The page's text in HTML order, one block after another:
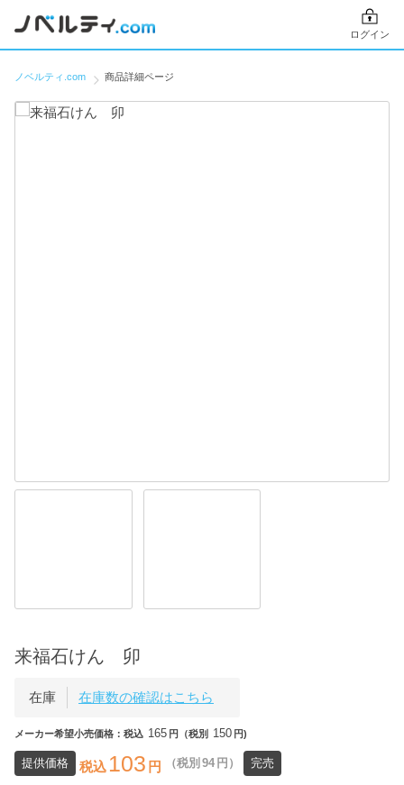
ログイン
ノベルティ.com 商品詳細ページ
来福石けん 卯
在庫 在庫数の確認はこちら
メーカー希望小売価格：税込 165 円（税別 150 円)
提供価格 税込 103 円 （税別 94 円） 完売